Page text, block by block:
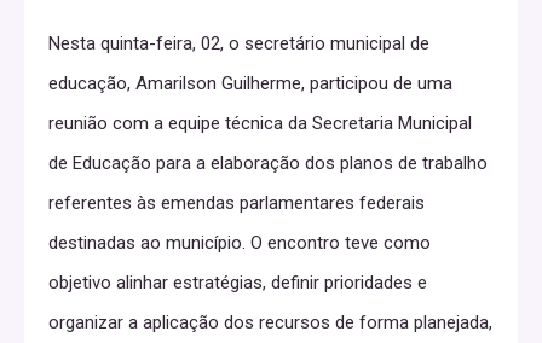
Nesta quinta-feira, 02, o secretário municipal de
educação, Amarilson Guilherme, participou de uma
reunião com a equipe técnica da Secretaria Municipal
de Educação para a elaboração dos planos de trabalho
referentes às emendas parlamentares federais
destinadas ao município. O encontro teve como
objetivo alinhar estratégias, definir prioridades e
organizar a aplicação dos recursos de forma planejada,